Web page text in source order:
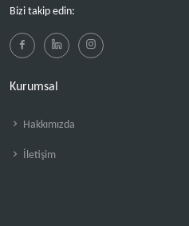
Bizi takip edin:
Kurumsal
Hakkımızda
İletişim